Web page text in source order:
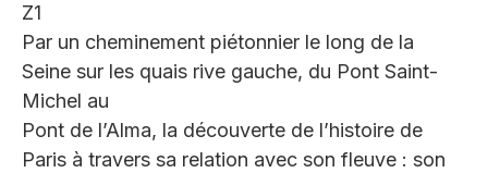
Z1
Par un cheminement piétonnier le long de la
Seine sur les quais rive gauche, du Pont Saint-
Michel au
Pont de l’Alma, la découverte de l’histoire de
Paris à travers sa relation avec son fleuve : son